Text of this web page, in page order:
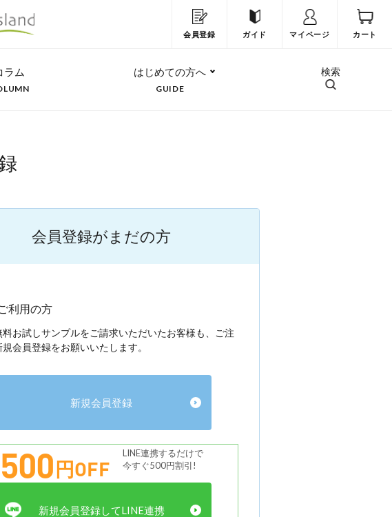
会員登録
ガイド マイページ カート
ラム はじめての方へ
GUIDE
検索
会員登録がまだの方
利用の方
料お試しサンプルをご請求いただいたお客様も、ご注
会員登録をお願いいたします。
新規会員登録
500円OFF
LINE連携するだけで
今すぐ500円割引!
新規会員登録してLINE連携